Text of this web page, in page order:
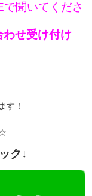
聞いてくださ
せ受け付け
す！
ク↓